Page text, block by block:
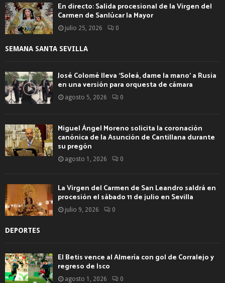
En directo: Salida procesional de la Virgen del
Carmen de Sanlúcar la Mayor
julio 25, 2026 0
SEMANA SANTA SEVILLA
José Colomé lleva ‘Soleá, dame la mano’ a Rusia
en una versión para orquesta de cámara
agosto 5, 2026 0
Miguel Ángel Moreno solicita la coronación
canónica de la Asunción de Cantillana durante
su pregón
agosto 1, 2026 0
La Virgen del Carmen de San Leandro saldrá en
procesión el sábado 11 de julio en Sevilla
julio 9, 2026 0
DEPORTES
El Betis vence al Almería con gol de Corralejo y
regreso de Isco
agosto 1, 2026 0